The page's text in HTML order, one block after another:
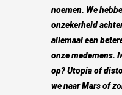
noemen. We
onzekerheid
allemaal een
onze medemens.
op? Utopia of
we naar Mars of